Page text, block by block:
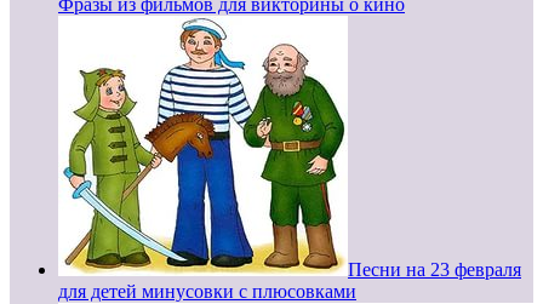
Песни на 23 февраля
для детей минусовки с плюсовками